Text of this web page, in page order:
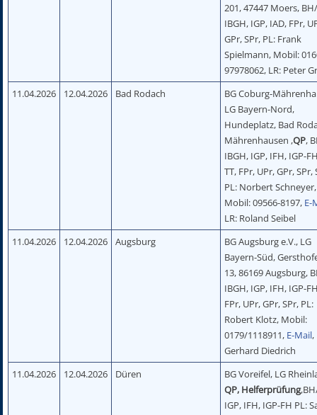
201, 47447 Moers,
IBGH, IGP, IAD, FPr,
GPr, SPr, PL: Frank
Spielmann, Mobil:
97978062, LR: Peter
11.04.2026
12.04.2026 Bad Rodach
BG Coburg-
LG Bayern-Nord,
Hundeplatz, Bad
Mährenhausen ,QP,
IBGH, IGP, IFH, IGP-
TT, FPr, UPr, GPr,
PL: Norbert Schneyer,
Mobil: 09566-8197, E-
LR: Roland Seibel
11.04.2026
12.04.2026 Augsburg
BG Augsburg e.V., LG
Bayern-Süd,
13, 86169 Augsburg,
IBGH, IGP, IFH, IGP-
FPr, UPr, GPr, SPr, PL:
Robert Klotz, Mobil:
0179/1118911, E-Mail,
Gerhard Diedrich
11.04.2026
12.04.2026 Düren
BG Voreifel, LG
QP, Helferprüfung
IGP, IFH, IGP-FH PL: